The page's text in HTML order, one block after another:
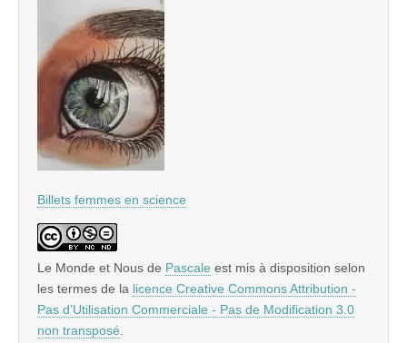
Billets femmes en science
Le Monde et Nous de Pascale est mis à disposition selon
les termes de la licence Creative Commons Attribution -
Pas d’Utilisation Commerciale - Pas de Modification 3.0
non transposé